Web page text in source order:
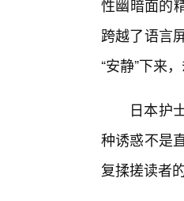
性幽暗面的
跨越了语言
“安静”下来
日本护
种诱惑不是
复揉搓读者